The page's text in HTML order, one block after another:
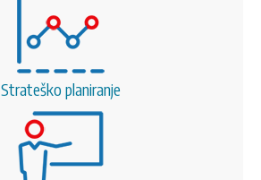
Strateško planiranje